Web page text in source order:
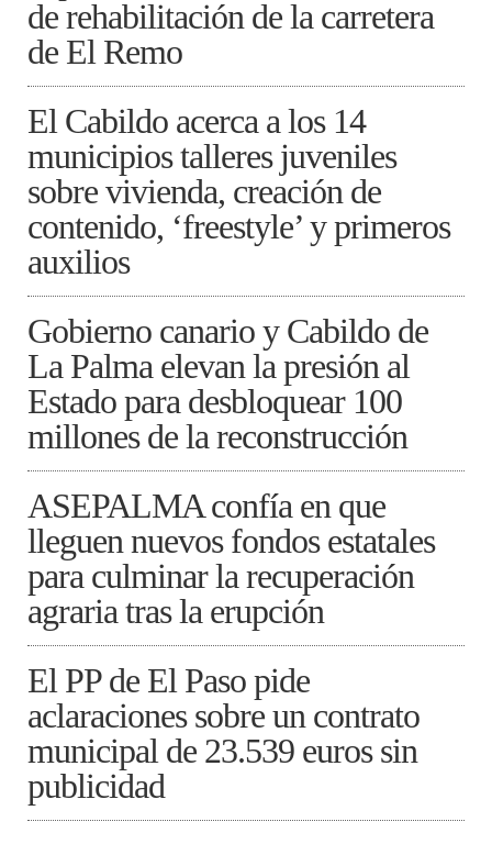
de rehabilitación de la carretera
de El Remo
El Cabildo acerca a los 14
municipios talleres juveniles
sobre vivienda, creación de
contenido, ‘freestyle’ y primeros
auxilios
Gobierno canario y Cabildo de
La Palma elevan la presión al
Estado para desbloquear 100
millones de la reconstrucción
ASEPALMA confía en que
lleguen nuevos fondos estatales
para culminar la recuperación
agraria tras la erupción
El PP de El Paso pide
aclaraciones sobre un contrato
municipal de 23.539 euros sin
publicidad